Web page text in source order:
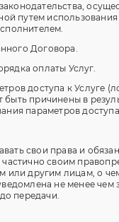
путем использования
Договора.
оплаты Услуг.
доступа к Услуге
быть причинены в
параметров
свои права и
своим
или другим лицам, о
не менее чем
передачи.